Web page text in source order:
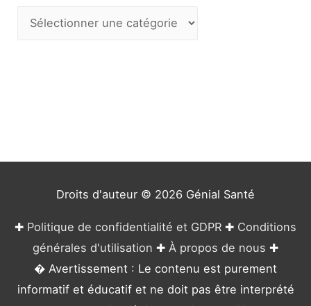
Droits d'auteur © 2026 Génial Santé
✚ Politique de confidentialité et GDPR ✚ Conditions
générales d'utilisation ✚ À propos de nous ✚
� Avertissement : Le contenu est purement
informatif et éducatif et ne doit pas être interprété